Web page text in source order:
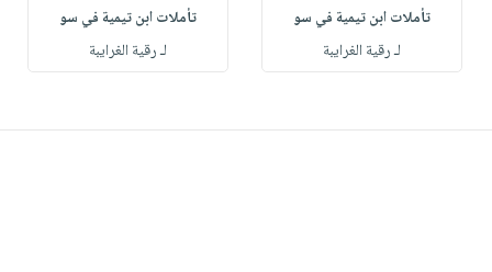
تأملات ابن تيمية في سو
لـ رقية الغرايبة
تأملات ابن تيمية في سو
لـ رقية الغرايبة